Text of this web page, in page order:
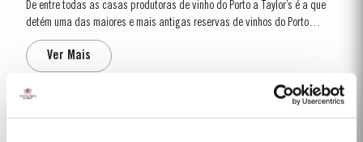
De entre todas as casas produtoras de vinho do Porto a Taylor’s é a que
detém uma das maiores e mais antigas reservas de vinhos do Porto
envelhecidos em madeira. Nestas reservas está incluída uma selecção
muito rara de vinhos do Porto Single Harvest. Estes vinhos do Porto
provêm de...
Ver Mais
2004